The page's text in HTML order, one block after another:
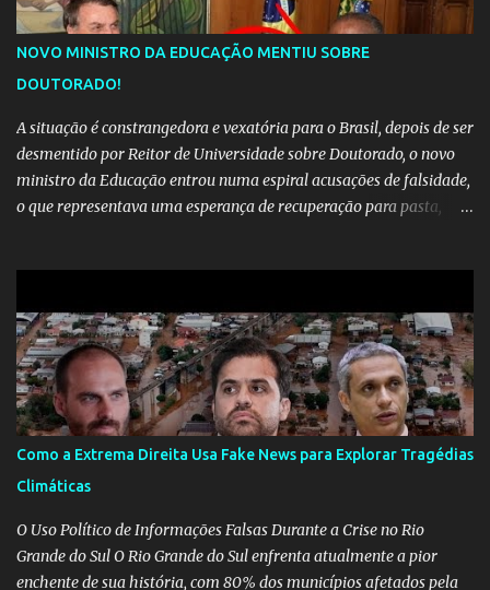
NOVO MINISTRO DA EDUCAÇÃO MENTIU SOBRE
DOUTORADO!
A situação é constrangedora e vexatória para o Brasil, depois de ser
desmentido por Reitor de Universidade sobre Doutorado, o novo
ministro da Educação entrou numa espiral acusações de falsidade,
o que representava uma esperança de recuperação para pasta,
meio vai ter o seu terceiro ministro no comando, depois da
insensatez de Vélez e as loucuras ideológicas de Weintraub, parecia
que a ala influenciada por Olavo de Carvalho tinha perdido força
na gestão... Mas as mentiras de Carlos Alberto Decotelli podem
trazer mais problemas do que soluções a Educação brasileira,
afinal de contas como acreditar em algo proposto pelo novo
ministro sem imaginar que ele só esta querendo auferir vantagens
pessoais em uma pasta de tamanha envergadura e influência na
vida dos brasileiros. Evelin Azevedo escreveu brilhantemen...
Como a Extrema Direita Usa Fake News para Explorar Tragédias
Climáticas
O Uso Político de Informações Falsas Durante a Crise no Rio
Grande do Sul O Rio Grande do Sul enfrenta atualmente a pior
enchente de sua história, com 80% dos municípios afetados pela